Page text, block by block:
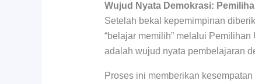
Wujud Nyata Demokrasi:
Setelah bekal kepemimpinan
“belajar memilih” melalui
adalah wujud nyata pembelajaran
Proses ini memberikan